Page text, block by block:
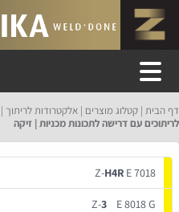
דף הבית קטלוג מוצרים אלקטרודות לריתוך
לריתוכים עם דרישה לתכונות מכניות | זיקה
Z-H4R E 7018
Z-3 E 8018 G